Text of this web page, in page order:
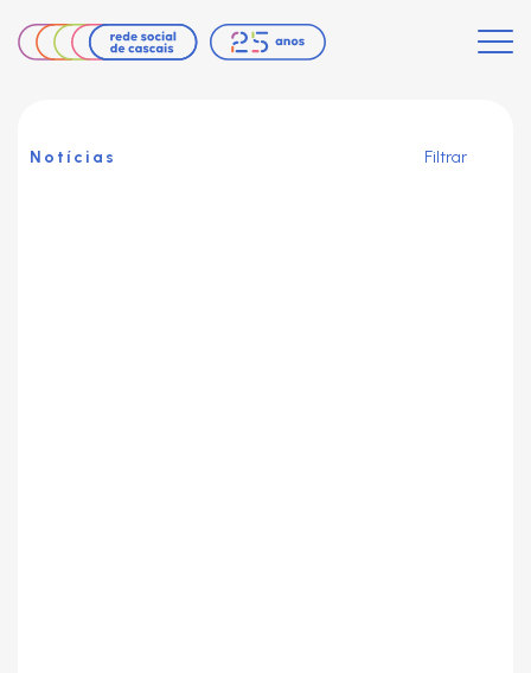
Notícias Filtrar